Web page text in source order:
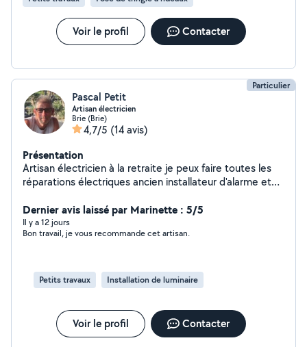
Voir le profil Contacter
Particulier
Pascal Petit
Artisan électricien
Brie (Brie)
4,7/5 (14 avis)
Présentation
Artisan électricien à la retraite je peux faire toutes les
réparations électriques ancien installateur d'alarme et
Dernier avis laissé par Marinette : 5/5
Il y a 12 jours
Bon travail, je vous recommande cet artisan.
Petits travaux Installation de luminaire
Voir le profil Contacter